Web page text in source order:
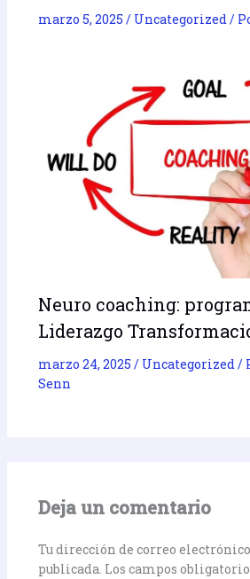
marzo 5, 2025 / Uncategorized/
Neuro coaching:
Liderazgo
marzo 24, 2025 / Uncategorized/
Senn
Deja un comentario
Tu dirección de correo
publicada. Los campos